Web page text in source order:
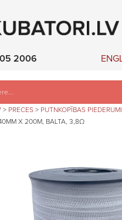
2006
> PRECES > PUTNKOPĪBAS PIEDERUMI
X 200M, BALTA, 3,8Ω